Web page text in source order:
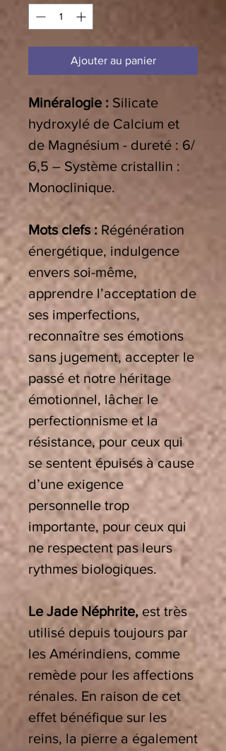
Ajouter au panier
Minéralogie : Silicate
hydroxylé de Calcium et
de Magnésium - dureté : 6/
6,5 – Système cristallin :
Monoclinique.
Mots clefs : Régénération
énergétique, indulgence
envers soi-même,
apprendre l’acceptation de
ses imperfections,
reconnaître ses émotions
sans jugement, accepter le
passé et notre héritage
émotionnel, lâcher le
perfectionnisme et la
résistance, pour ceux qui
se sentent épuisés à cause
d’une exigence
personnelle trop
importante, pour ceux qui
ne respectent pas leurs
rythmes biologiques.
Le Jade Néphrite, est très
utilisé depuis toujours par
les Amérindiens, comme
remède pour les affections
rénales. En raison de cet
effet bénéfique sur les
reins, la pierre a également